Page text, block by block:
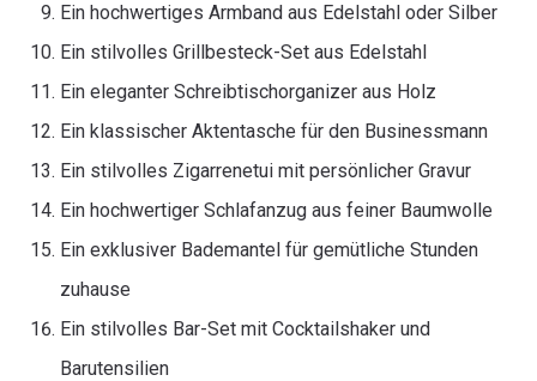
Ein hochwertiges Armband aus Edelstahl oder Silber
Ein stilvolles Grillbesteck-Set aus Edelstahl
Ein eleganter Schreibtischorganizer aus Holz
Ein klassischer Aktentasche für den Businessmann
Ein stilvolles Zigarrenetui mit persönlicher Gravur
Ein hochwertiger Schlafanzug aus feiner Baumwolle
Ein exklusiver Bademantel für gemütliche Stunden
zuhause
Ein stilvolles Bar-Set mit Cocktailshaker und
Barutensilien